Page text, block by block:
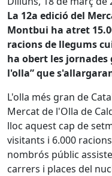
La 12a edició del
Montbui ha atret
racions de llegums
ha obert les jornades
l'olla” que
L'olla més gran de
Mercat de l'Olla de
lloc aquest cap de
visitants i 6.000
nombrós públic
carrers i places del